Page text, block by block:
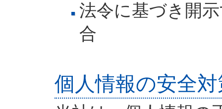
法令に基づき開
合
個人情報の安全